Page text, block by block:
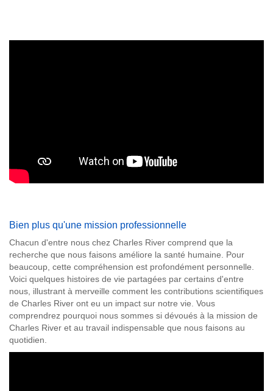
Bien plus qu'une mission professionnelle
Chacun d'entre nous chez Charles River comprend que la
recherche que nous faisons améliore la santé humaine. Pour
beaucoup, cette compréhension est profondément personnelle.
Voici quelques histoires de vie partagées par certains d'entre
nous, illustrant à merveille comment les contributions scientifiques
de Charles River ont eu un impact sur notre vie. Vous
comprendrez pourquoi nous sommes si dévoués à la mission de
Charles River et au travail indispensable que nous faisons au
quotidien.